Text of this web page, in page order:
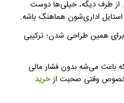
از طرف دیگه، خیلی‌ها دوست
اداری‌شون هماهنگ باشه.
که مدل‌های 2026 دقیقاً برای همین طراحی شدن؛ ترکیبی
باعث می‌شه بدون فشار مالی
وقتی صحبت ازخرید